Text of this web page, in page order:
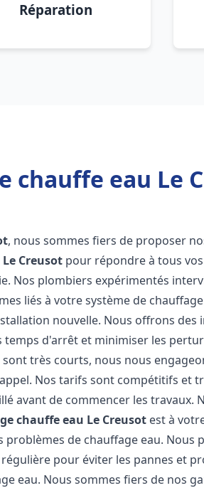
Réparation
eau Le
, nous sommes fiers de proposer
Le Creusot pour répondre à tous
Nos plombiers expérimentés
liés à votre système de
nouvelle. Nous offrons des
temps d'arrêt et minimiser les
très courts, nous nous
Nos tarifs sont compétitifs et
avant de commencer les travaux.
chauffe eau Le Creusot est à
problèmes de chauffage eau. Nous
pour éviter les pannes et
eau. Nous sommes fiers de nos